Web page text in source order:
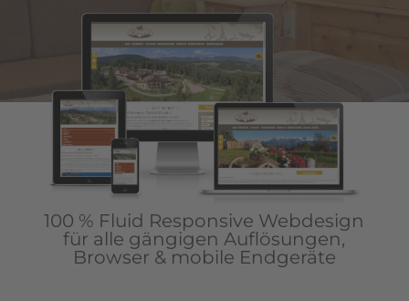
100 % Fluid Responsive Webdesign
für alle gängigen Auflösungen,
Browser & mobile Endgeräte